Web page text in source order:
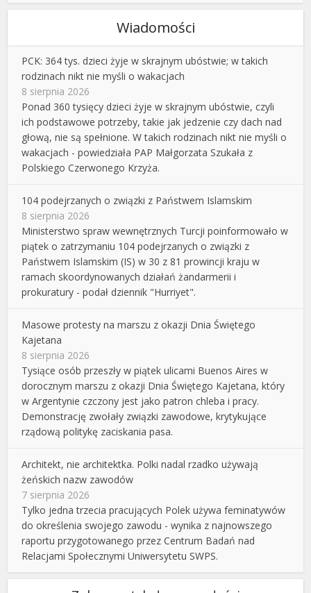
Wiadomości
PCK: 364 tys. dzieci żyje w skrajnym ubóstwie; w takich
rodzinach nikt nie myśli o wakacjach
8 sierpnia 2026
Ponad 360 tysięcy dzieci żyje w skrajnym ubóstwie, czyli
ich podstawowe potrzeby, takie jak jedzenie czy dach nad
głową, nie są spełnione. W takich rodzinach nikt nie myśli o
wakacjach - powiedziała PAP Małgorzata Szukała z
Polskiego Czerwonego Krzyża.
104 podejrzanych o związki z Państwem Islamskim
8 sierpnia 2026
Ministerstwo spraw wewnętrznych Turcji poinformowało w
piątek o zatrzymaniu 104 podejrzanych o związki z
Państwem Islamskim (IS) w 30 z 81 prowincji kraju w
ramach skoordynowanych działań żandarmerii i
prokuratury - podał dziennik "Hurriyet".
Masowe protesty na marszu z okazji Dnia Świętego
Kajetana
8 sierpnia 2026
Tysiące osób przeszły w piątek ulicami Buenos Aires w
dorocznym marszu z okazji Dnia Świętego Kajetana, który
w Argentynie czczony jest jako patron chleba i pracy.
Demonstrację zwołały związki zawodowe, krytykujące
rządową politykę zaciskania pasa.
Architekt, nie architektka. Polki nadal rzadko używają
żeńskich nazw zawodów
7 sierpnia 2026
Tylko jedna trzecia pracujących Polek używa feminatywów
do określenia swojego zawodu - wynika z najnowszego
raportu przygotowanego przez Centrum Badań nad
Relacjami Społecznymi Uniwersytetu SWPS.